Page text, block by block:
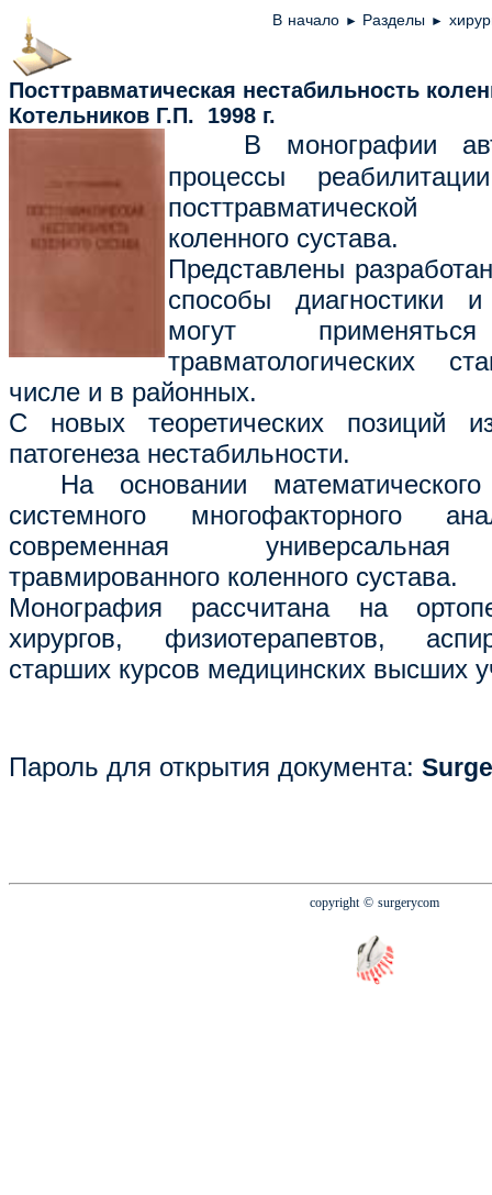
В начало ► Разделы ►
Посттравматическая нестабильность
Котельников Г.П.
1998 г.
В монографии
процессы
посттравматической
коленного сустава.
Представлены
способы диагностики
могут
травматологических
числе и в районных.
С новых теоретических позиций
патогенеза нестабильности.
На основании
системного многофакторного
современная универсальная
травмированного коленного сустава.
Монография рассчитана на
хирургов, физиотерапевтов,
старших курсов медицинских высших
Пароль для открытия документа:
copyright © surgerycom